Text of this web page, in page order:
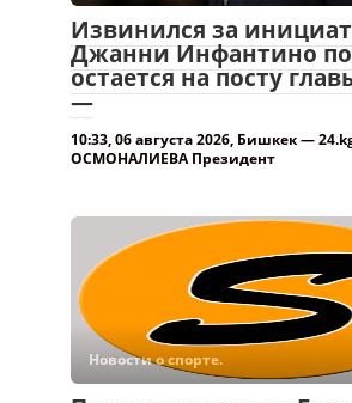
Извинился за
Джанни Инфантино
остается на посту
—
10:33, 06 августа 2026, Бишкек —
ОСМОНАЛИЕВА Президент
Новости о спорте.